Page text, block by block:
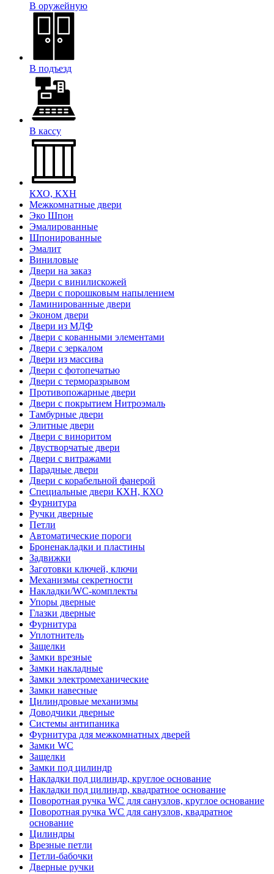
В оружейную
В подъезд
В кассу
КХО, КХН
Межкомнатные двери
Эко Шпон
Эмалированные
Шпонированные
Эмалит
Виниловые
Двери на заказ
Двери с винилискожей
Двери с порошковым напылением
Ламинированные двери
Эконом двери
Двери из МДФ
Двери с кованными элементами
Двери с зеркалом
Двери из массива
Двери с фотопечатью
Двери с терморазрывом
Противопожарные двери
Двери с покрытием Нитроэмаль
Тамбурные двери
Элитные двери
Двери с виноритом
Двустворчатые двери
Двери с витражами
Парадные двери
Двери с корабельной фанерой
Специальные двери КХН, КХО
Фурнитура
Ручки дверные
Петли
Автоматические пороги
Броненакладки и пластины
Задвижки
Заготовки ключей, ключи
Механизмы секретности
Накладки/WC-комплекты
Упоры дверные
Глазки дверные
Фурнитура
Уплотнитель
Защелки
Замки врезные
Замки накладные
Замки электромеханические
Замки навесные
Цилиндровые механизмы
Доводчики дверные
Системы антипаника
Фурнитура для межкомнатных дверей
Замки WC
Защелки
Замки под цилиндр
Накладки под цилиндр, круглое основание
Накладки под цилиндр, квадратное основание
Поворотная ручка WC для санузлов, круглое основание
Поворотная ручка WC для санузлов, квадратное
основание
Цилиндры
Врезные петли
Петли-бабочки
Дверные ручки